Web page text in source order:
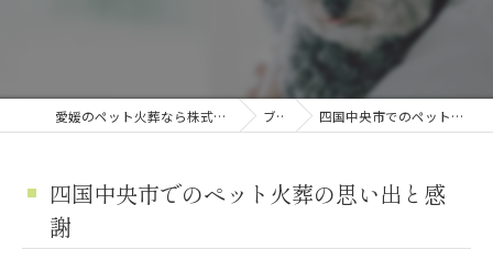
愛媛のペット火葬なら株式会社グリーンゴールド ブログ 四国中央市でのペット火葬の思い出と感謝
四国中央市でのペット火葬の思い出と感
謝